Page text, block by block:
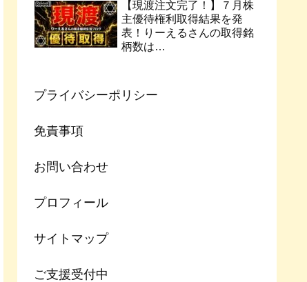
【現渡注文完了！】７月株
主優待権利取得結果を発
表！りーえるさんの取得銘
柄数は…
プライバシーポリシー
免責事項
お問い合わせ
プロフィール
サイトマップ
ご支援受付中